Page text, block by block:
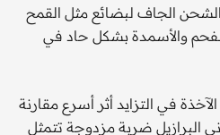
الجاف لبضائع مثل القمح
والأسمدة بشكل حاد في
في التزايد أثر أسرع مقارنة
البرازيل ضربة مزدوجة تتمثل